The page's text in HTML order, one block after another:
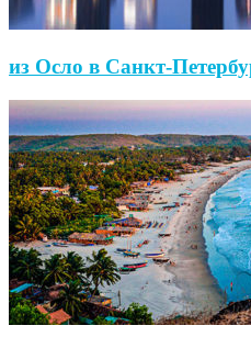
из Осло в Санкт-